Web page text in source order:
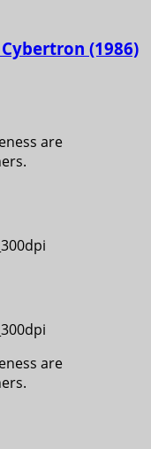
(1986)
are
are